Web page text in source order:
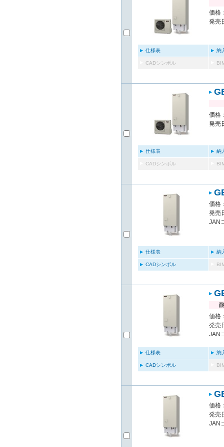
価格
発売
仕様表 納
CADシンボル
価格
発売
仕様表 納
CADシンボル
価格
発売
JAN
仕様表 納
CADシンボル
価格
発売
JAN
仕様表 納
CADシンボル
価格
発売
JAN